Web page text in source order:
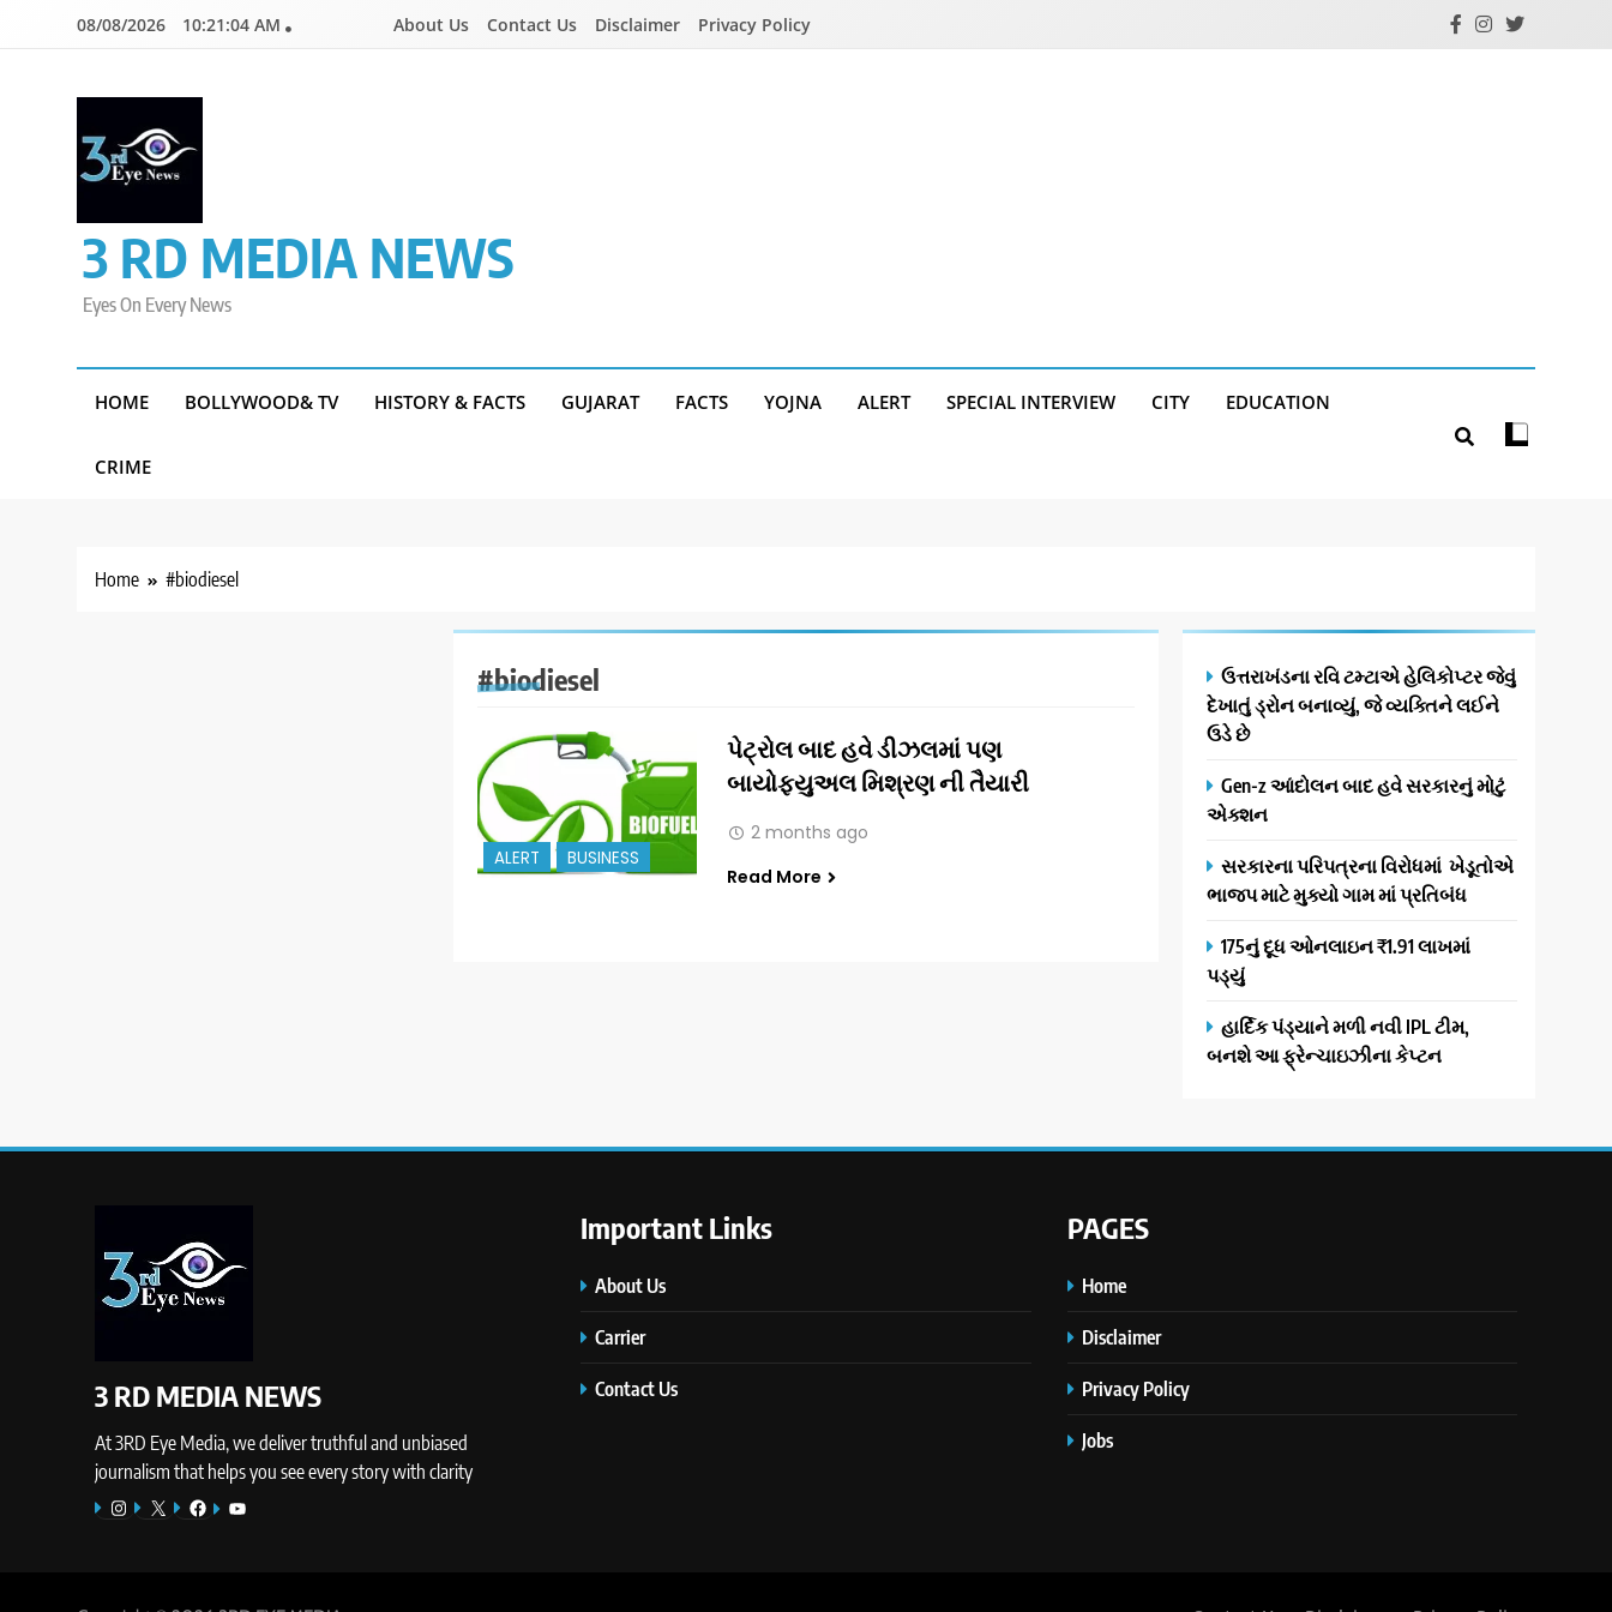
08/08/2026 10:21:04 AM About Us Contact Us Disclaimer Privacy Policy
3 RD MEDIA NEWS
Eyes On Every News
HOME BOLLYWOOD& TV HISTORY & FACTS GUJARAT FACTS YOJNA ALERT SPECIAL INTERVIEW CITY EDUCATION
CRIME
Home #biodiesel
#biodiesel
ALERT BUSINESS
પેટ્રોલ બાદ હવે ડીઝલમાં પણ
બાયોફ્યુઅલ મિશ્રણ ની તૈયારી
2 months ago
Read More
ઉત્તરાખંડના રવિ ટમ્ટાએ હેલિકોપ્ટર જેવું
દેખાતું ડ્રોન બનાવ્યું, જે વ્યક્તિને લઈને
ઉડે છે
Gen-z આંદોલન બાદ હવે સરકારનું મોટું
એક્શન
સરકારના પરિપત્રના વિરોધમાં ખેડૂતોએ
ભાજપ માટે મુક્યો ગામ માં પ્રતિબંધ
175નું દૂધ ઓનલાઇન ₹1.91 લાખમાં
પડ્યું
હાર્દિક પંડ્યાને મળી નવી IPL ટીમ,
બનશે આ ફ્રેન્ચાઇઝીના કેપ્ટન
3 RD MEDIA NEWS
At 3RD Eye Media, we deliver truthful and unbiased
journalism that helps you see every story with clarity
Instagram
X Facebook
YouTube
Important Links
About Us
Carrier
Contact Us
PAGES
Home
Disclaimer
Privacy Policy
Jobs